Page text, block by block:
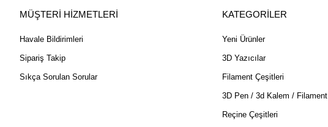
MÜŞTERİ HİZMETLERİ
Havale Bildirimleri
Sipariş Takip
Sıkça Sorulan Sorular
KATEGORİLER
Yeni Ürünler
3D Yazıcılar
Filament Çeşitleri
3D Pen / 3d Kalem / Filament
Reçine Çeşitleri